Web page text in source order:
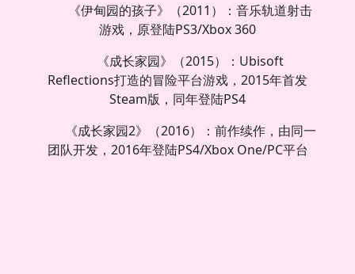
《伊甸园的孩子》（2011）：音乐轨道射击
游戏，原登陆PS3/Xbox 360
《成长家园》（2015）：Ubisoft
Reflections打造的冒险平台游戏，2015年首发
Steam版，同年登陆PS4
《成长家园2》（2016）：前作续作，由同一
团队开发，2016年登陆PS4/Xbox One/PC平台